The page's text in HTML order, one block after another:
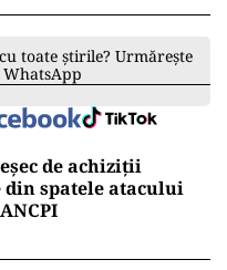
toate știrile? Urmărește
de achiziții
spatele atacului